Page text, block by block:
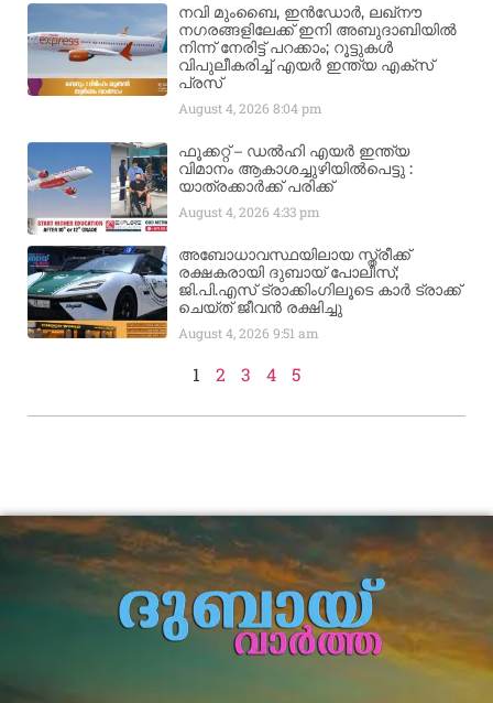
നവി മുംബൈ, ഇൻഡോർ, ലഖ്നൗ
നഗരങ്ങളിലേക്ക് ഇനി അബുദാബിയിൽ
നിന്ന് നേരിട്ട് പറക്കാം; റൂട്ടുകൾ
വിപുലീകരിച്ച് എയർ ഇന്ത്യ എക്സ്
പ്രസ്
August 4, 20268:04 pm
ഫൂക്കറ്റ് – ഡൽഹി എയര്‍ ഇന്ത്യ
വിമാനം ആകാശച്ചുഴിയില്‍പെട്ടു :
യാത്രക്കാര്‍ക്ക് പരിക്ക്
August 4, 20264:33 pm
അബോധാവസ്ഥയിലായ സ്ത്രീക്ക്
രക്ഷകരായി ദുബായ് പോലീസ്;
ജി.പി.എസ് ട്രാക്കിംഗിലൂടെ കാർ ട്രാക്ക്
ചെയ്ത് ജീവൻ രക്ഷിച്ചു
August 4, 20269:51 am
1 2 3 4 5